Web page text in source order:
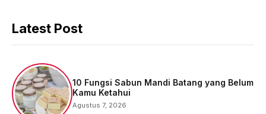
Latest Post
10 Fungsi Sabun Mandi Batang yang Belum
Kamu Ketahui
Agustus 7, 2026